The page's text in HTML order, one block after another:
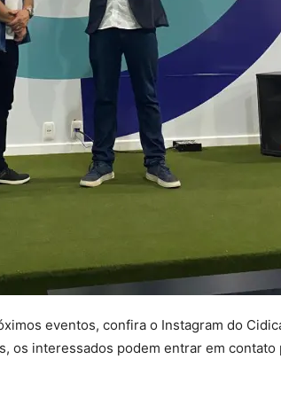
eventos, confira o Instagram do
os interessados podem entrar em contato